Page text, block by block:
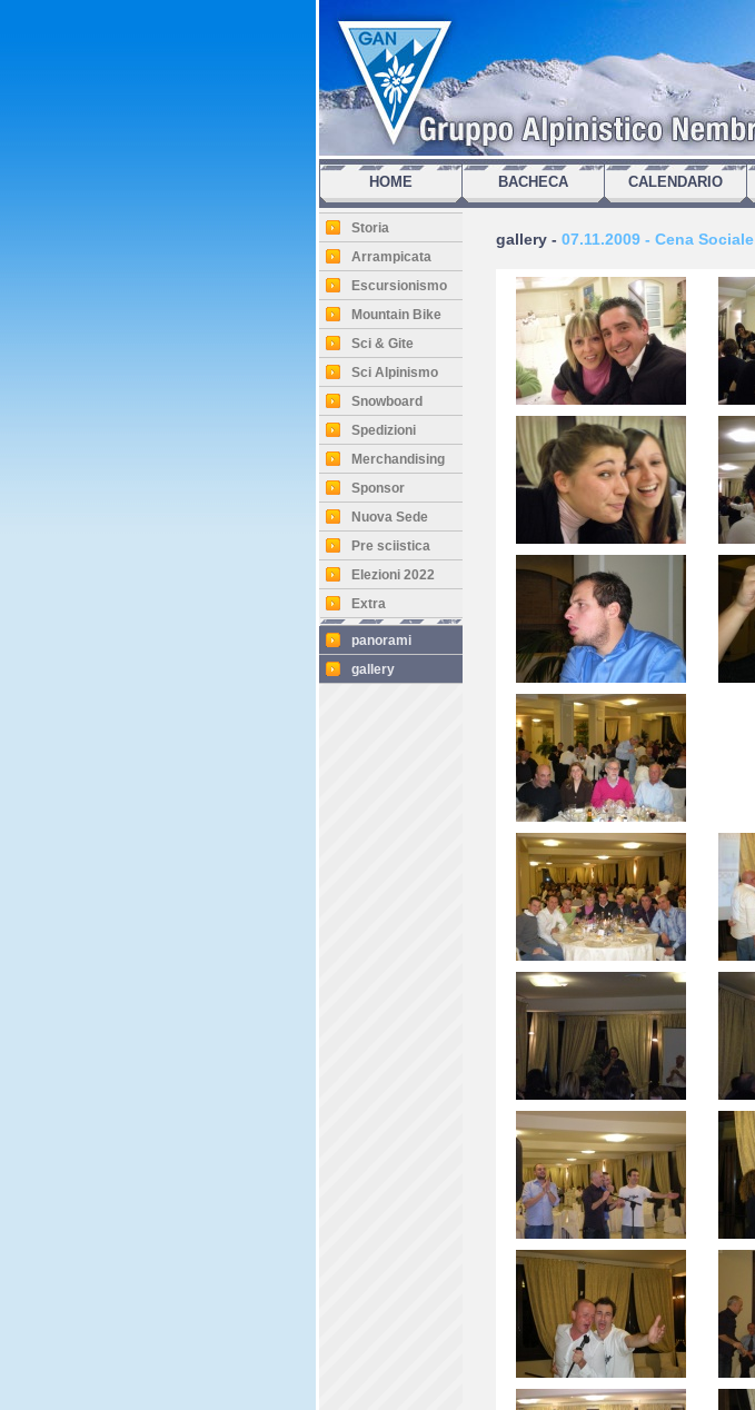
HOME BACHECA CALENDARIO
Storia
Arrampicata
Escursionismo
Mountain Bike
Sci & Gite
Sci Alpinismo
Snowboard
Spedizioni
Merchandising
Sponsor
Nuova Sede
Pre sciistica
Elezioni 2022
Extra
panorami
gallery
gallery - 07.11.2009 - Cena Sociale